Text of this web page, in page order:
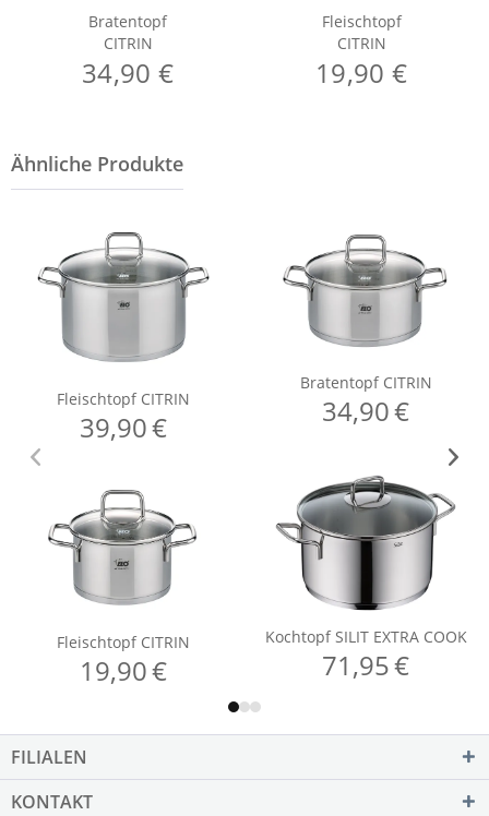
Bratentopf
CITRIN
34,90 €
Fleischtopf
CITRIN
19,90 €
FILIALEN
KONTAKT